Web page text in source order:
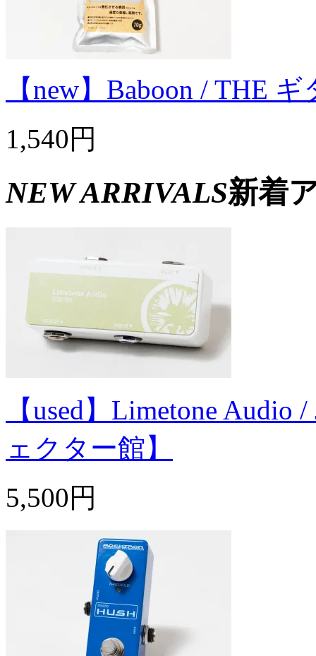
【new】Baboon / THE
1,540円
NEW ARRIVALS新着
【used】Limetone Audio
ェクター館】
5,500円